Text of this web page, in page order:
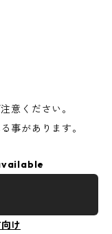
意ください。
事があります。
け